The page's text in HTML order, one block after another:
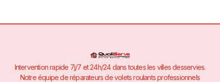
Intervention rapide 7j/7 et 24h/24 dans toutes les villes desservies.
Notre équipe de réparateurs de volets roulants professionnels